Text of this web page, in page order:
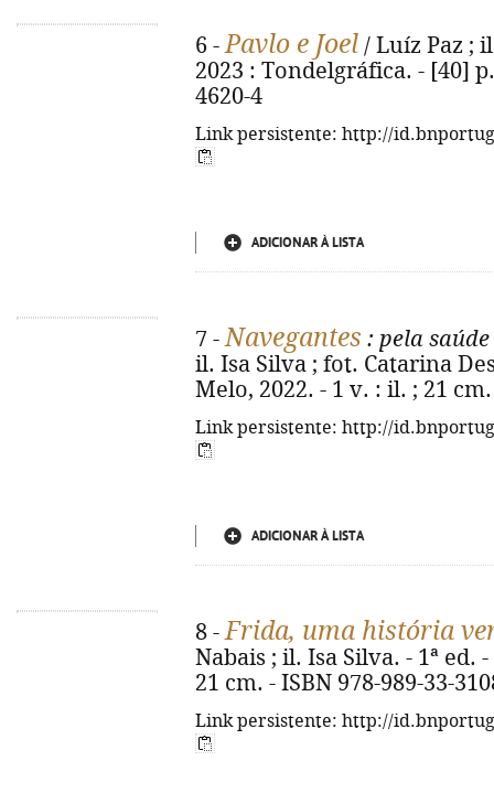
6 -Pavlo e Joel / Luíz Paz ;
2023 : Tondelgráfica. - [40]
4620-4
Link persistente: http://
ADICIONAR À LISTA
7 -Navegantes : pela
il. Isa Silva ; fot. Catarina
Melo, 2022. - 1 v. : il. ; 21
Link persistente: http://
ADICIONAR À LISTA
8 -Frida, uma história
Nabais ; il. Isa Silva. - 1ª ed.
21 cm. - ISBN 978-989-33-
Link persistente: http://